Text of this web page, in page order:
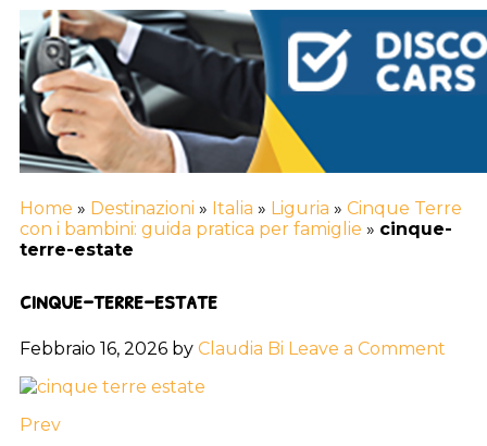
Home » Destinazioni » Italia » Liguria » Cinque Terre
con i bambini: guida pratica per famiglie » cinque-
terre-estate
cinque-terre-estate
Febbraio 16, 2026 by Claudia Bi Leave a Comment
Prev